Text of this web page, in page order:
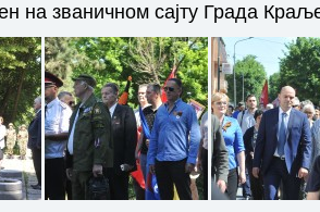
на званичном сајту Града